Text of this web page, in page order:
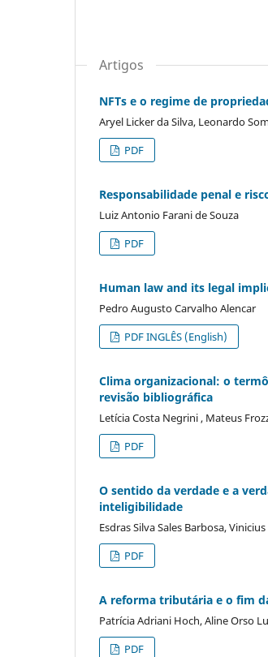
Artigos
NFTs e o regime de
Aryel Licker da Silva, Leonardo
PDF
Responsabilidade penal e
Luiz Antonio Farani de Souza
PDF
Human law and its legal
Pedro Augusto Carvalho Alencar
PDF INGLÊS (English)
Clima organizacional: o
revisão bibliográfica
Letícia Costa Negrini , Mateus
PDF
O sentido da verdade e a
inteligibilidade
Esdras Silva Sales Barbosa,
PDF
A reforma tributária e o fim
Patrícia Adriani Hoch, Aline Orso
PDF